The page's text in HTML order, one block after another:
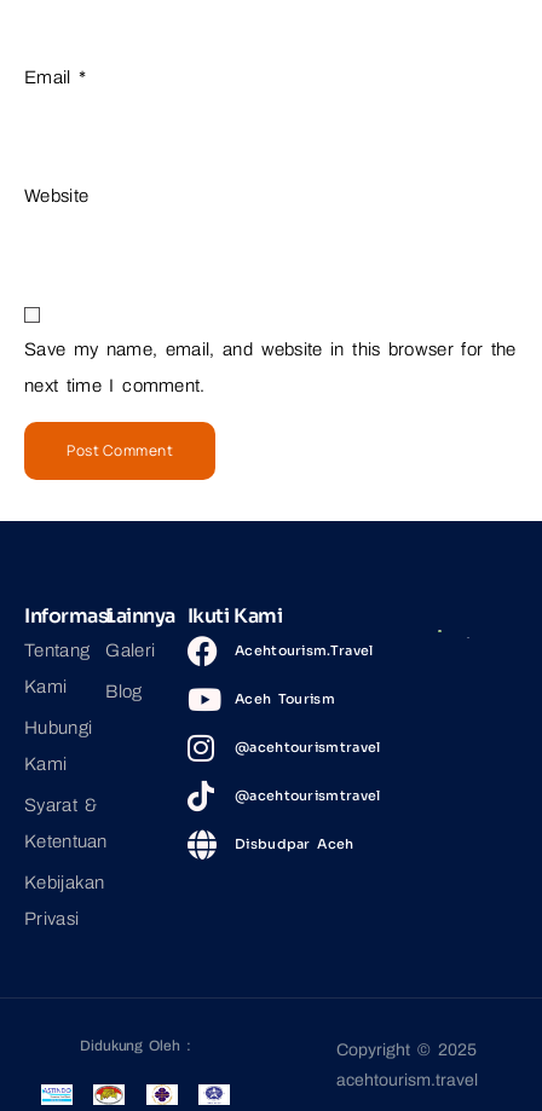
Email *
Website
Save my name, email, and website in this browser for the
next time I comment.
Informasi
Tentang
Kami
Hubungi
Kami
Syarat &
Ketentuan
Kebijakan
Privasi
Lainnya
Galeri
Blog
Ikuti Kami
Acehtourism.Travel
Aceh Tourism
@acehtourismtravel
@acehtourismtravel
Disbudpar Aceh
Didukung Oleh :
Copyright © 2025
acehtourism.travel